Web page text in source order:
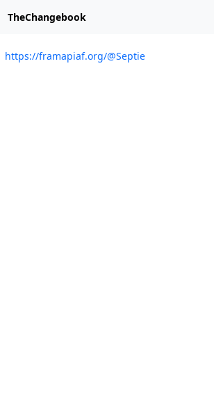
TheChangebook
https://framapiaf.org/@Septie